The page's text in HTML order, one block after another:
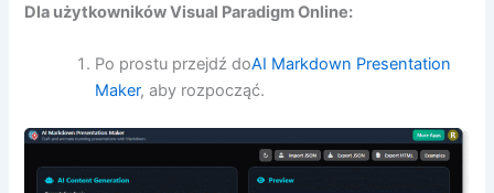
Dla użytkowników Visual Paradigm Online:
Po prostu przejdź doAI Markdown Presentation
Maker, aby rozpocząć.